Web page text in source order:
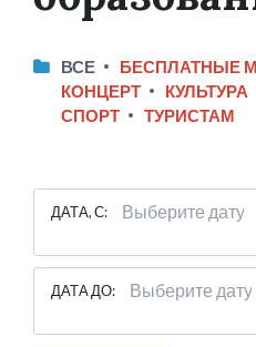
ВСЕ
БЕСПЛАТНЫЕ
КОНЦЕРТ
КУЛЬТУРА
СПОРТ
ТУРИСТАМ
ДАТА, С:
ДАТА ДО: